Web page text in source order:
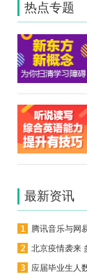
热点专题
最新资讯
腾讯音乐与网
北京疫情袭来
应届毕业生人